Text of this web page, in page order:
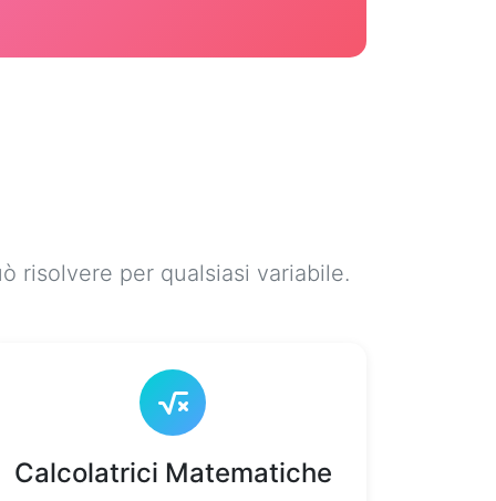
risolvere per qualsiasi variabile.
Calcolatrici Matematiche